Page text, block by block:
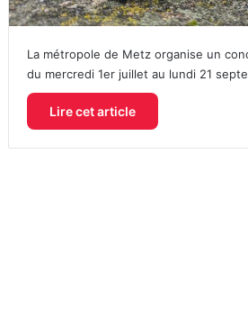
La métropole de Metz organise un
du mercredi 1er juillet au lundi 21
Lire cet article